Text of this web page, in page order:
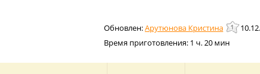
Арутюнова Кристина
Время приготовления: 1 ч. 20 мин